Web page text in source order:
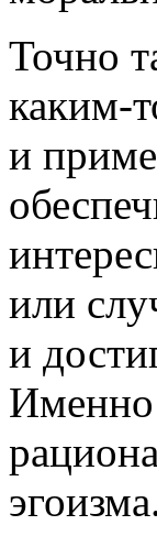
Точно
каким-
и
или
и
Именно